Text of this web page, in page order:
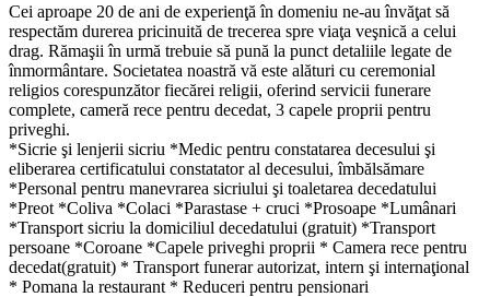
Cei aproape 20 de ani de experienţă în domeniu ne-au învăţat să
respectăm durerea pricinuită de trecerea spre viaţa veşnică a celui
drag. Rămaşii în urmă trebuie să pună la punct detaliile legate de
înmormântare. Societatea noastră vă este alături cu ceremonial
religios corespunzător fiecărei religii, oferind servicii funerare
complete, cameră rece pentru decedat, 3 capele proprii pentru
priveghi.
*Sicrie şi lenjerii sicriu *Medic pentru constatarea decesului şi
eliberarea certificatului constatator al decesului, îmbălsămare
*Personal pentru manevrarea sicriului şi toaletarea decedatului
*Preot *Coliva *Colaci *Parastase + cruci *Prosoape *Lumânari
*Transport sicriu la domiciliul decedatului (gratuit) *Transport
persoane *Coroane *Capele priveghi proprii * Camera rece pentru
decedat(gratuit) * Transport funerar autorizat, intern şi internaţional
* Pomana la restaurant * Reduceri pentru pensionari